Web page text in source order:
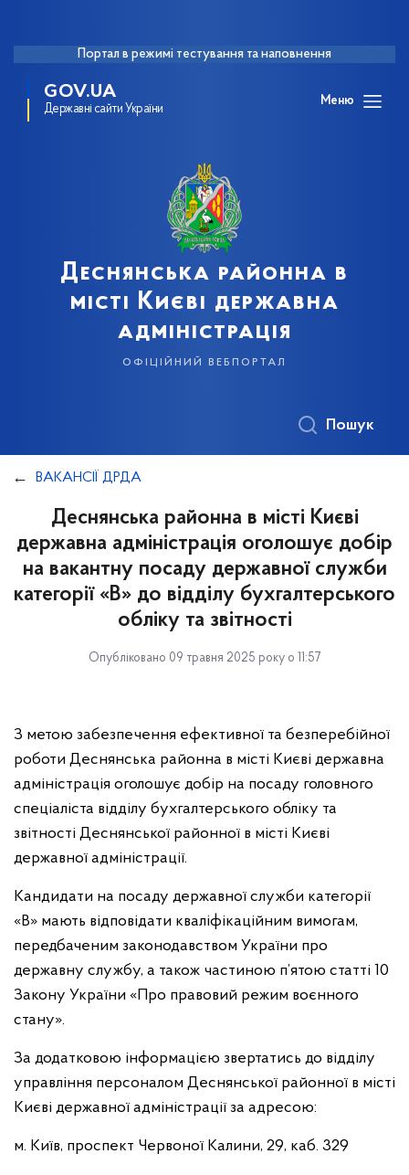
Портал в режимі тестування та наповнення
GOV.UA
Державні сайти України
Меню
Деснянська районна в
місті Києві державна
адміністрація
офіційний вебпортал
Пошук
ВАКАНСІЇ ДРДА
Деснянська районна в місті Києві
державна адміністрація оголошує добір
на вакантну посаду державної служби
категорії «В» до відділу бухгалтерського
обліку та звітності
Опубліковано 09 травня 2025 року о 11:57
З метою забезпечення ефективної та безперебійної
роботи Деснянська районна в місті Києві державна
адміністрація оголошує добір на посаду головного
спеціаліста відділу бухгалтерського обліку та
звітності Деснянської районної в місті Києві
державної адміністрації.
Кандидати на посаду державної служби категорії
«В» мають відповідати кваліфікаційним вимогам,
передбаченим законодавством України про
державну службу, а також частиною п’ятою статті 10
Закону України «Про правовий режим воєнного
стану».
За додатковою інформацією звертатись до відділу
управління персоналом Деснянської районної в місті
Києві державної адміністрації за адресою:
м. Київ, проспект Червоної Калини, 29, каб. 329